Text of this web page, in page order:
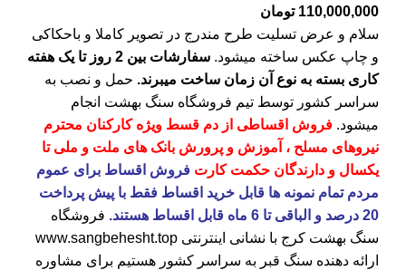
110,000,000 تومان
سلام و عرض تسلیت طرح مندرج در تصویر کاملا و باحکاکی
و چاپ عکس ساخته میشود.
سفارشات بین 2 روز تا یک هفته
کاری بسته به نوع آن زمان ساخت میبرند. حمل و نصب به
سراسر کشور توسط تیم فروشگاه سنگ بهشت انجام
میشود. فروش اقساطی از دم قسط ویژه کارکنان محترم
نیروهای مسلح ، آموزش و پرورش بانک های ملت و ملی تا
یکسال و دارندگان حکمت کارت فروش اقساط برای عموم
مردم تمام نمونه ها قابل خرید اقساط فقط با پیش پرداخت
20 درصد و الباقی تا 6 ماه قابل اقساط هستند.
فروشگاه
سنگ بهشت کرج با نشانی اینترنتی www.sangbehesht.top
ارائه دهنده سنگ قبر به سراسر کشور هستیم برای مشاوره